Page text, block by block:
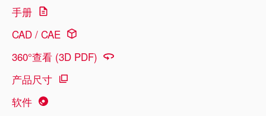
手册
CAD / CAE
360°查看 (3D PDF)
产品尺寸
软件